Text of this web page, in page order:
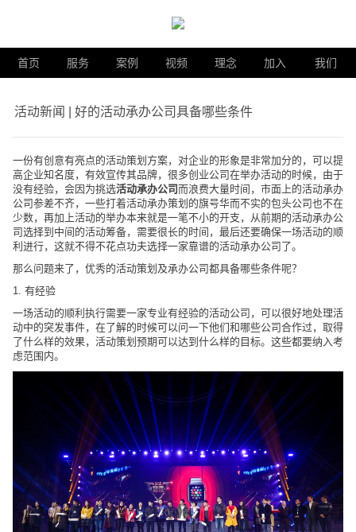
首页 服务 案例 视频 理念 加入 我们
活动新闻 | 好的活动承办公司具备哪些条件
一份有创意有亮点的活动策划方案，对企业的形象是非常加分的，可以提
高企业知名度，有效宣传其品牌，很多创业公司在举办活动的时候，由于
没有经验，会因为挑选活动承办公司而浪费大量时间，市面上的活动承办
公司参差不齐，一些打着活动承办策划的旗号华而不实的包头公司也不在
少数，再加上活动的举办本来就是一笔不小的开支，从前期的活动承办公
司选择到中间的活动筹备，需要很长的时间，最后还要确保一场活动的顺
利进行，这就不得不花点功夫选择一家靠谱的活动承办公司了。
那么问题来了，优秀的活动策划及承办公司都具备哪些条件呢？
1. 有经验
一场活动的顺利执行需要一家专业有经验的活动公司，可以很好地处理活
动中的突发事件，在了解的时候可以问一下他们和哪些公司合作过，取得
了什么样的效果，活动策划预期可以达到什么样的目标。这些都要纳入考
虑范围内。